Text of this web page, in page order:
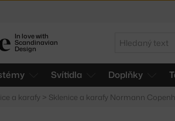
In love with
Scandinavian
Design
Hledat
Svítidla Doplňky
a karafy > Sklenice a karafy Normann